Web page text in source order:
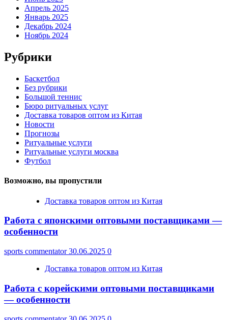
Апрель 2025
Январь 2025
Декабрь 2024
Ноябрь 2024
Рубрики
Баскетбол
Без рубрики
Большой теннис
Бюро ритуальных услуг
Доставка товаров оптом из Китая
Новости
Прогнозы
Ритуальные услуги
Ритуальные услуги москва
Футбол
Возможно, вы пропустили
Доставка товаров оптом из Китая
Работа с японскими оптовыми поставщиками —
особенности
sports commentator30.06.2025 0
Доставка товаров оптом из Китая
Работа с корейскими оптовыми поставщиками
— особенности